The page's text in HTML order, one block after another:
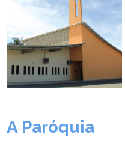
LEIA NO
Celebração é
A Paróquia